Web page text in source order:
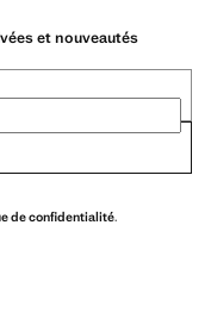
et nouveautés
de confidentialité.